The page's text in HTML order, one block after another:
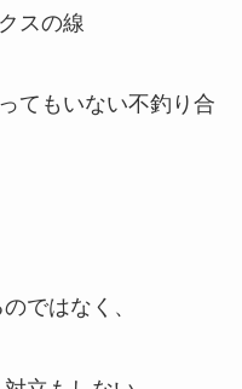
スの線
てもいない不釣り合
ではなく、